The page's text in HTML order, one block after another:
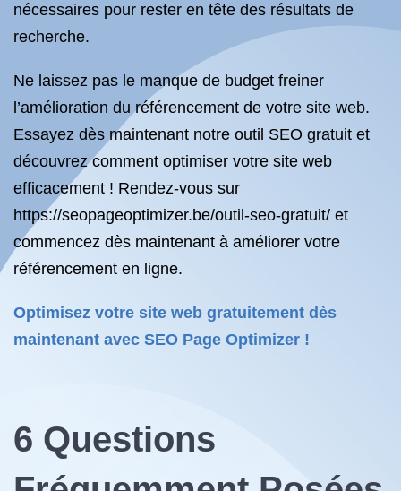
nécessaires pour rester en tête des résultats de
recherche.
Ne laissez pas le manque de budget freiner
l’amélioration du référencement de votre site web.
Essayez dès maintenant notre outil SEO gratuit et
découvrez comment optimiser votre site web
efficacement ! Rendez-vous sur
https://seopageoptimizer.be/outil-seo-gratuit/ et
commencez dès maintenant à améliorer votre
référencement en ligne.
Optimisez votre site web gratuitement dès
maintenant avec SEO Page Optimizer !
6 Questions